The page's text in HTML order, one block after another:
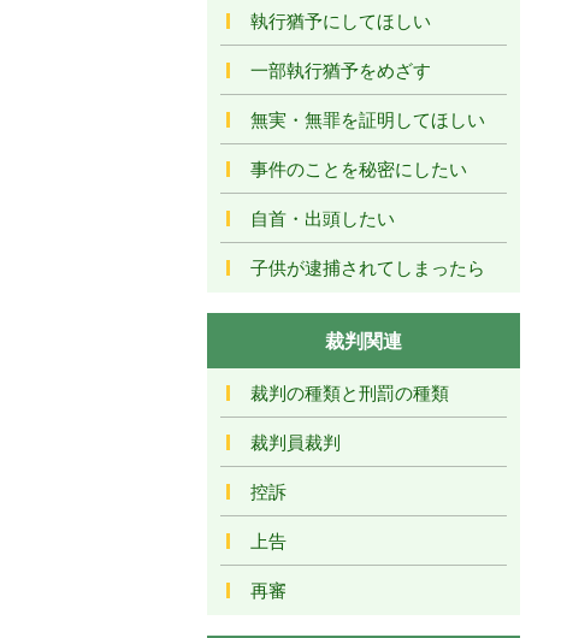
執行猶予にしてほしい
一部執行猶予をめざす
無実・無罪を証明してほしい
事件のことを秘密にしたい
自首・出頭したい
子供が逮捕されてしまったら
裁判関連
裁判の種類と刑罰の種類
裁判員裁判
控訴
上告
再審